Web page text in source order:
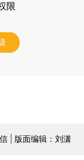
限
| 版面编辑：刘潇